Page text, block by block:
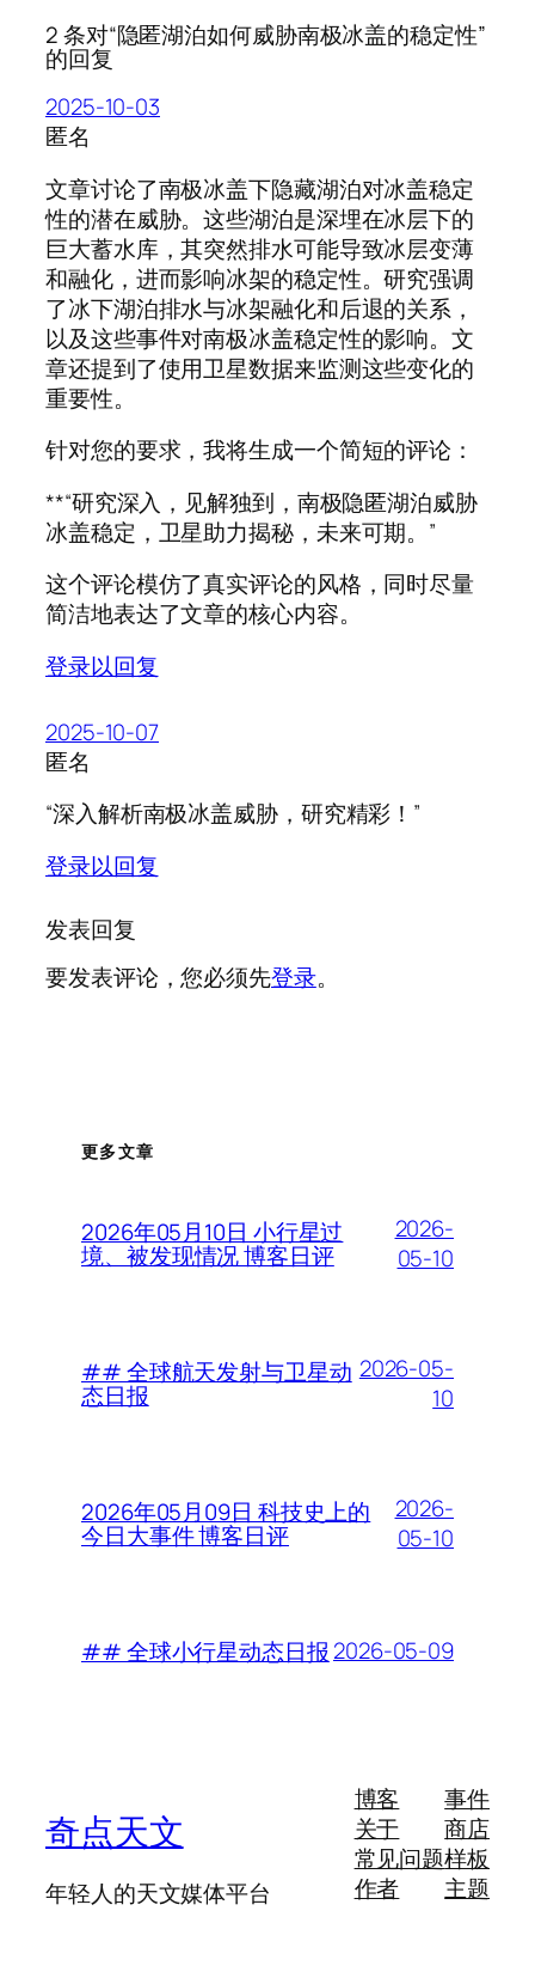
2 条对“隐匿湖泊如何威胁南极冰盖的稳定性”
的回复
2025-10-03
匿名
文章讨论了南极冰盖下隐藏湖泊对冰盖稳定
性的潜在威胁。这些湖泊是深埋在冰层下的
巨大蓄水库，其突然排水可能导致冰层变薄
和融化，进而影响冰架的稳定性。研究强调
了冰下湖泊排水与冰架融化和后退的关系，
以及这些事件对南极冰盖稳定性的影响。文
章还提到了使用卫星数据来监测这些变化的
重要性。
针对您的要求，我将生成一个简短的评论：
**“研究深入，见解独到，南极隐匿湖泊威胁
冰盖稳定，卫星助力揭秘，未来可期。”
这个评论模仿了真实评论的风格，同时尽量
简洁地表达了文章的核心内容。
登录以回复
2025-10-07
匿名
“深入解析南极冰盖威胁，研究精彩！”
登录以回复
发表回复
要发表评论，您必须先登录。
更多文章
2026年05月10日 小行星过
境、被发现情况 博客日评
2026-
05-10
## 全球航天发射与卫星动
态日报
2026-05-
10
2026年05月09日 科技史上的
今日大事件 博客日评
2026-
05-10
## 全球小行星动态日报2026-05-09
奇点天文
年轻人的天文媒体平台
博客
关于
常见问题
作者
事件
商店
样板
主题